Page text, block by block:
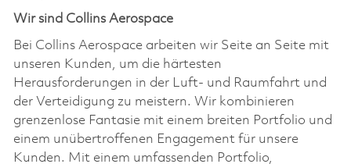
Wir sind Collins Aerospace
Bei Collins Aerospace arbeiten wir Seite an Seite mit
unseren Kunden, um die härtesten
Herausforderungen in der Luft- und Raumfahrt und
der Verteidigung zu meistern. Wir kombinieren
grenzenlose Fantasie mit einem breiten Portfolio und
einem unübertroffenen Engagement für unsere
Kunden. Mit einem umfassenden Portfolio,